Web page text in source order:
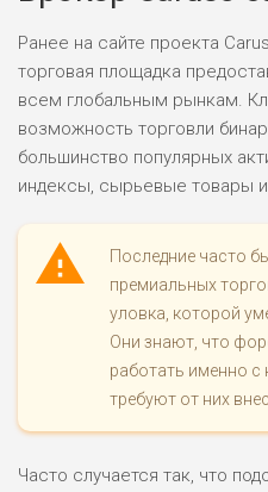
Ранее на сайте проекта
торговая площадка
всем глобальным рынкам.
возможность торговли
большинство популярных
индексы, сырьевые товары
Последние часто
премиальных
уловка, которой
Они знают, что
работать именно
требуют от них
Часто случается так, что